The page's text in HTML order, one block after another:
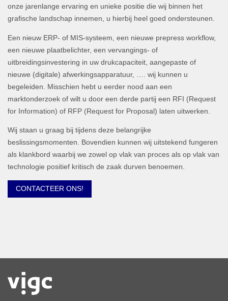
onze jarenlange ervaring en unieke positie die wij binnen het
grafische landschap innemen, u hierbij heel goed ondersteunen.
Een nieuw ERP- of MIS-systeem, een nieuwe prepress workflow,
een nieuwe plaatbelichter, een vervangings- of
uitbreidingsinvestering in uw drukcapaciteit, aangepaste of
nieuwe (digitale) afwerkingsapparatuur, …. wij kunnen u
begeleiden. Misschien hebt u eerder nood aan een
marktonderzoek of wilt u door een derde partij een RFI (Request
for Information) of RFP (Request for Proposal) laten uitwerken.
Wij staan u graag bij tijdens deze belangrijke
beslissingsmomenten. Bovendien kunnen wij uitstekend fungeren
als klankbord waarbij we zowel op vlak van proces als op vlak van
technologie positief kritisch de zaak durven benoemen.
CONTACTEER ONS!